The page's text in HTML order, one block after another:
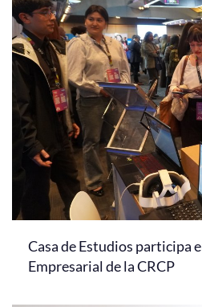
Casa de Estudios participa
Empresarial de la CRCP